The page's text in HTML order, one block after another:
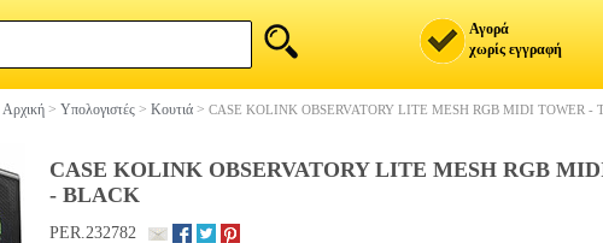
Αγορά
χωρίς εγγραφή
Αρχική > Υπολογιστές > Κουτιά > CASE KOLINK OBSERVATORY LITE MESH RGB MIDI TOWER -
CASE KOLINK OBSERVATORY LITE MESH RGB
- BLACK
PER.232782